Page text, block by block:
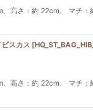
高さ：約 22cm、 マチ
スカス [
高さ：約 22cm、 マチ